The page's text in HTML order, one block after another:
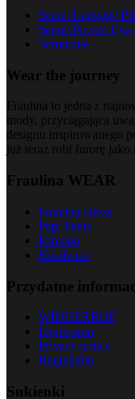
Secret Luggage
Secret Pocket
Scrunchie
Wear the journey
Fraulina to jedna z
mody, przyciągająca
designu inspirowanego
już teraz robi furorę jako
Fraulina WEAR
Fraulina Dress
Pepi Pants
Kimono
Headwear
Przydatne
WIDDERRUF
Impressum
Privacy policy
Regulamin
Sukienki